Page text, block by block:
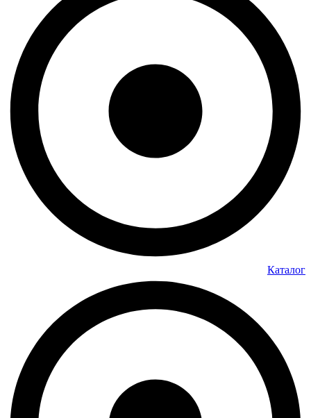
Каталог